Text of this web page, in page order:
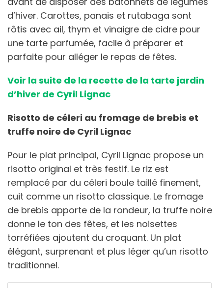
d’hiver. Carottes, panais et rutabaga sont
rôtis avec ail, thym et vinaigre de cidre pour
une tarte parfumée, facile à préparer et
parfaite pour alléger le repas de fêtes.
Voir la suite de la recette de la tarte jardin
d’hiver de Cyril Lignac
Risotto de céleri au fromage de brebis et
truffe noire de Cyril Lignac
Pour le plat principal, Cyril Lignac propose un
risotto original et très festif. Le riz est
remplacé par du céleri boule taillé finement,
cuit comme un risotto classique. Le fromage
de brebis apporte de la rondeur, la truffe noire
donne le ton des fêtes, et les noisettes
torréfiées ajoutent du croquant. Un plat
élégant, surprenant et plus léger qu’un risotto
traditionnel.